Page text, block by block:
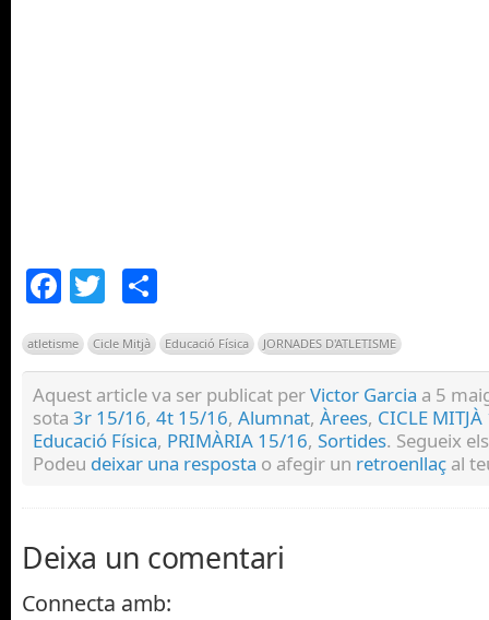
Facebook
Twitter
atletisme Cicle Mitjà Educació Física JORNADES D'ATLETISME
Aquest article va ser publicat perVictor Garcia a 5
sota 3r 15/16, 4t 15/16, Alumnat, Àrees, CICLE
Educació Física, PRIMÀRIA 15/16, Sortides. Segueix
Podeu deixar una resposta o afegir un retroenllaç al
Deixa un comentari
Connecta amb: